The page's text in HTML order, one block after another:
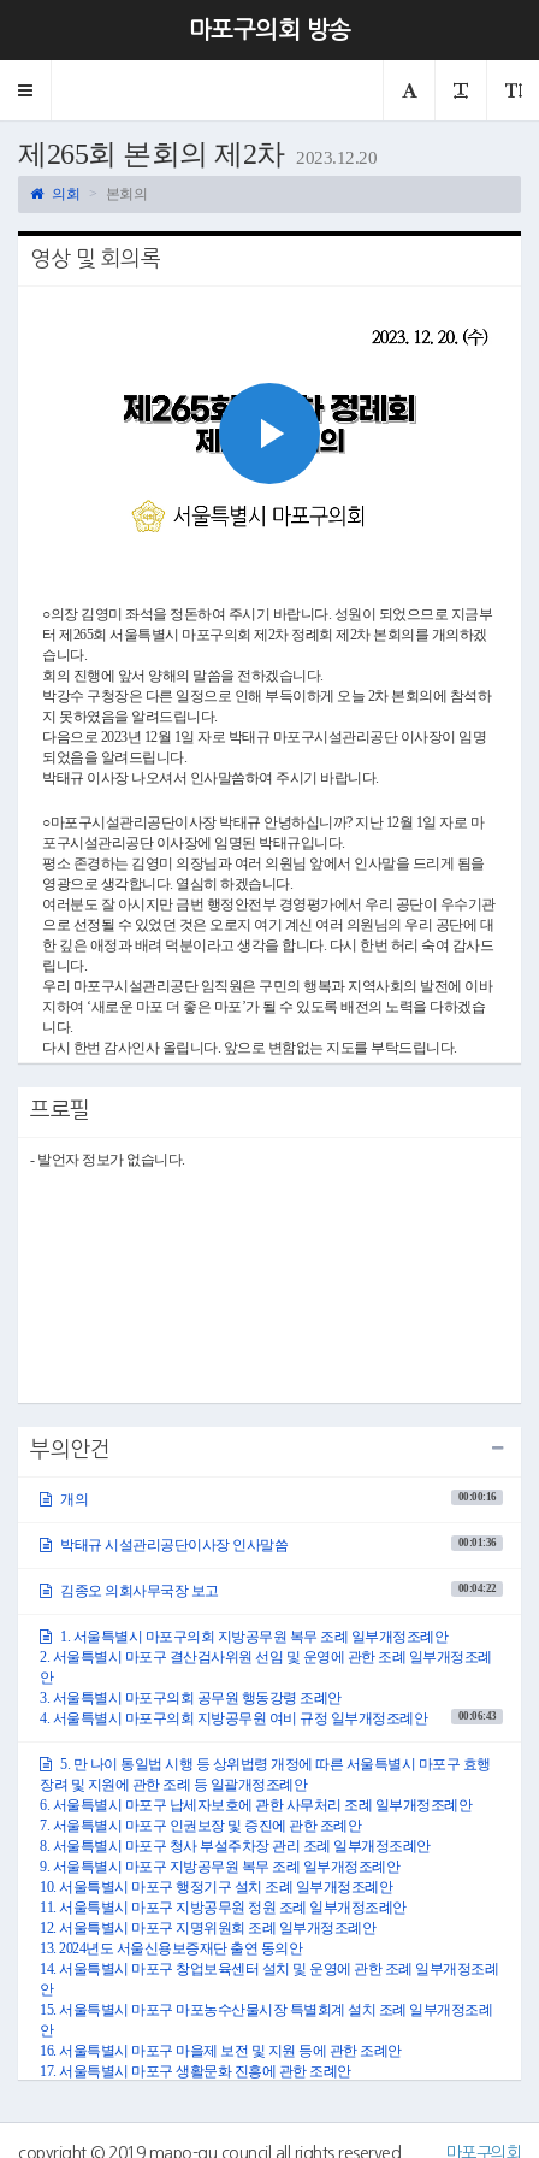
마포구의회 방송
Toggle
제265회 본회의 제2차 2023.12.20
의회 본회의
영상 및 회의록
Play
○의장 김영미 좌석을 정돈하여 주시기 바랍니다. 성원이 되었으므로 지금부
터 제265회 서울특별시 마포구의회 제2차 정례회 제2차 본회의를 개의하겠
습니다.
회의 진행에 앞서 양해의 말씀을 전하겠습니다.
박강수 구청장은 다른 일정으로 인해 부득이하게 오늘 2차 본회의에 참석하
지 못하였음을 알려드립니다.
다음으로 2023년 12월 1일 자로 박태규 마포구시설관리공단 이사장이 임명
되었음을 알려드립니다.
박태규 이사장 나오셔서 인사말씀하여 주시기 바랍니다.
○마포구시설관리공단이사장 박태규 안녕하십니까? 지난 12월 1일 자로 마
포구시설관리공단 이사장에 임명된 박태규입니다.
평소 존경하는 김영미 의장님과 여러 의원님 앞에서 인사말을 드리게 됨을
영광으로 생각합니다. 열심히 하겠습니다.
여러분도 잘 아시지만 금번 행정안전부 경영평가에서 우리 공단이 우수기관
으로 선정될 수 있었던 것은 오로지 여기 계신 여러 의원님의 우리 공단에 대
한 깊은 애정과 배려 덕분이라고 생각을 합니다. 다시 한번 허리 숙여 감사드
립니다.
우리 마포구시설관리공단 임직원은 구민의 행복과 지역사회의 발전에 이바
지하여 ‘새로운 마포 더 좋은 마포’가 될 수 있도록 배전의 노력을 다하겠습
니다.
다시 한번 감사인사 올립니다. 앞으로 변함없는 지도를 부탁드립니다.
감사합니다.
안건 심의 전에 우선 청가 신청에 대한 추인 절차를 진행하고자 합니다.
는 청가는 본회의에서 의결하여야 하는데, 권인순 의원께서 부상으로 인한
11월 28일부터 12월 6일까지의 청가서를 본회의 휴회 중에 제출함에 따라 청
시설 관리 사무의 민간위탁 동의안 철회 요청이 있었고, 2023년 11월 28일 복
2023년 11월 29일 의회운영위원장으로부터 서울특별시 마포구의회 지방공
무원 복무 조례 일부개정조례안 등 2건이 원안 가결되었다는 보고가 있어 본
이 위원회 제안 안건으로 채택되었다는 보고가 있어 본회의에 부의하였습니
2023년 12월 8일 행정건설위원장으로부터 ‘만 나이 통일법’ 시행 등 상위법
개정조례안」 등 23건이 원안 가결되었고, 서울특별시 마포구 인권보장 및
증진에 관한 조례안이 수정 가결되었다는 보고가 있어 본회의에 부의하였습
같은 날, 복지도시위원장으로부터 서울특별시 마포구 가족돌봄청년 지원 조
례안 등 23건이 원안 가결 및 원안 채택되었다는 보고가 있어 본회의에 부의
하였고, 서울특별시 마포구 노인복지증진에 관한 조례 일부개정조례안 등 2
건이 수정 가결되었다는 보고가 있어 본회의에 부의하였으며, 서울특별시
마포구 장학재단 설립 및 운영 지원에 관한 조례 일부개정조례안은 제2차 복
마지막으로 2023년 12월 20일 예산결산특별위원장으로부터 2024년도 서울
특별시 마포구 예산안과 2024년도 서울특별시 마포구 기금운용계획안을 심
사한 결과 수정 가결되었다는 보고가 있어 본회의에 부의하였습니다.
자세한 내용은 전자회의자료를 참고하여 주시기 바랍니다.
이상으로 보고를 마치겠습니다.
감사합니다.
●의장 김영미 의회사무국장 수고하셨습니다.
1. 서울특별시 마포구의회 지방공무원 복무 조례 일부개정조례안
2. 서울특별시 마포구 결산검사위원 선임 및 운영에 관한 조례 일부개정조례
안
3. 서울특별시 마포구의회 공무원 행동강령 조례안
4. 서울특별시 마포구의회 지방공무원 여비 조례 일부개정조례안
○의장 김영미 의사일정 제1항부터 제4항까지 의회운영위원회에서 심의한
안건 4건을 일괄 상정합니다.
이상 네 안건에 대한 심사보고는 전자회의자료를 참고해 주시기 바랍니다.
그러면 의사일정 제1항 서울특별시 마포구의회 지방공무원 복무 조례 일부
프로필
- 발언자 정보가 없습니다.
부의안건
개의 00:00:16
박태규 시설관리공단이사장 인사말씀 00:01:36
김종오 의회사무국장 보고 00:04:22
1. 서울특별시 마포구의회 지방공무원 복무 조례 일부개정조례안
2. 서울특별시 마포구 결산검사위원 선임 및 운영에 관한 조례 일부개정조례
안
3. 서울특별시 마포구의회 공무원 행동강령 조례안
4. 서울특별시 마포구의회 지방공무원 여비 규정 일부개정조례안
00:06:43
5. 만 나이 통일법 시행 등 상위법령 개정에 따른 서울특별시 마포구 효행
장려 및 지원에 관한 조례 등 일괄개정조례안
6. 서울특별시 마포구 납세자보호에 관한 사무처리 조례 일부개정조례안
7. 서울특별시 마포구 인권보장 및 증진에 관한 조례안
8. 서울특별시 마포구 청사 부설주차장 관리 조례 일부개정조례안
9. 서울특별시 마포구 지방공무원 복무 조례 일부개정조례안
10. 서울특별시 마포구 행정기구 설치 조례 일부개정조례안
11. 서울특별시 마포구 지방공무원 정원 조례 일부개정조례안
12. 서울특별시 마포구 지명위원회 조례 일부개정조례안
13. 2024년도 서울신용보증재단 출연 동의안
14. 서울특별시 마포구 창업보육센터 설치 및 운영에 관한 조례 일부개정조례
안
15. 서울특별시 마포구 마포농수산물시장 특별회계 설치 조례 일부개정조례
안
16. 서울특별시 마포구 마을제 보전 및 지원 등에 관한 조례안
17. 서울특별시 마포구 생활문화 진흥에 관한 조례안
21. 2024년도 구유재산관리계획안
마포구의회
copyright © 2019 mapo-gu council all rights reserved